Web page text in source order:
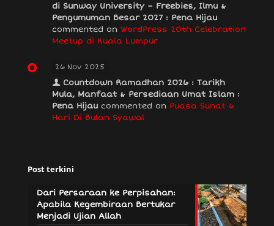
di Sunway University – Freebies, Ilmu &
Pengumuman Besar 2027 : Pena Hijau
commented on WordPress 20th Celebration
Meetup di Kuala Lumpur
26 Nov 2025
Countdown Ramadhan 2026 : Tarikh
Mula, Manfaat & Persediaan Umat Islam :
Pena Hijau commented on Puasa Sunat 6
Hari Di Bulan Syawal
Post terkini
Dari Persaraan ke Perpisahan:
Apabila Kegembiraan Bertukar
Menjadi Ujian Allah